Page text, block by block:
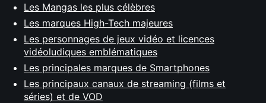
Les Mangas les plus célèbres
Les marques High-Tech majeures
Les personnages de jeux vidéo et licences
vidéoludiques emblématiques
Les principales marques de Smartphones
Les principaux canaux de streaming (films et
séries) et de VOD